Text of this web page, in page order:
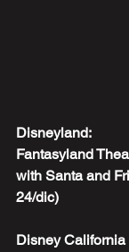
Disneyland:
Fantasyland
with Santa and
24/dic)
Disney California